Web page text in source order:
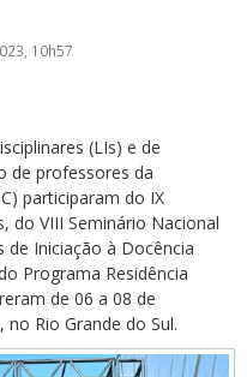
10h57
(LIs) e de
de professores da
participaram do IX
do VIII Seminário Nacional
Iniciação à Docência
Programa Residência
de 06 a 08 de
Rio Grande do Sul.